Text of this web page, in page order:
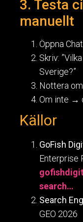
3. Testa
manuellt
Öppna
Skriv:
Sverige?”
Nottera
Om inte →
Källor
GoFish
Enterprise
search…
Search
GEO 2026